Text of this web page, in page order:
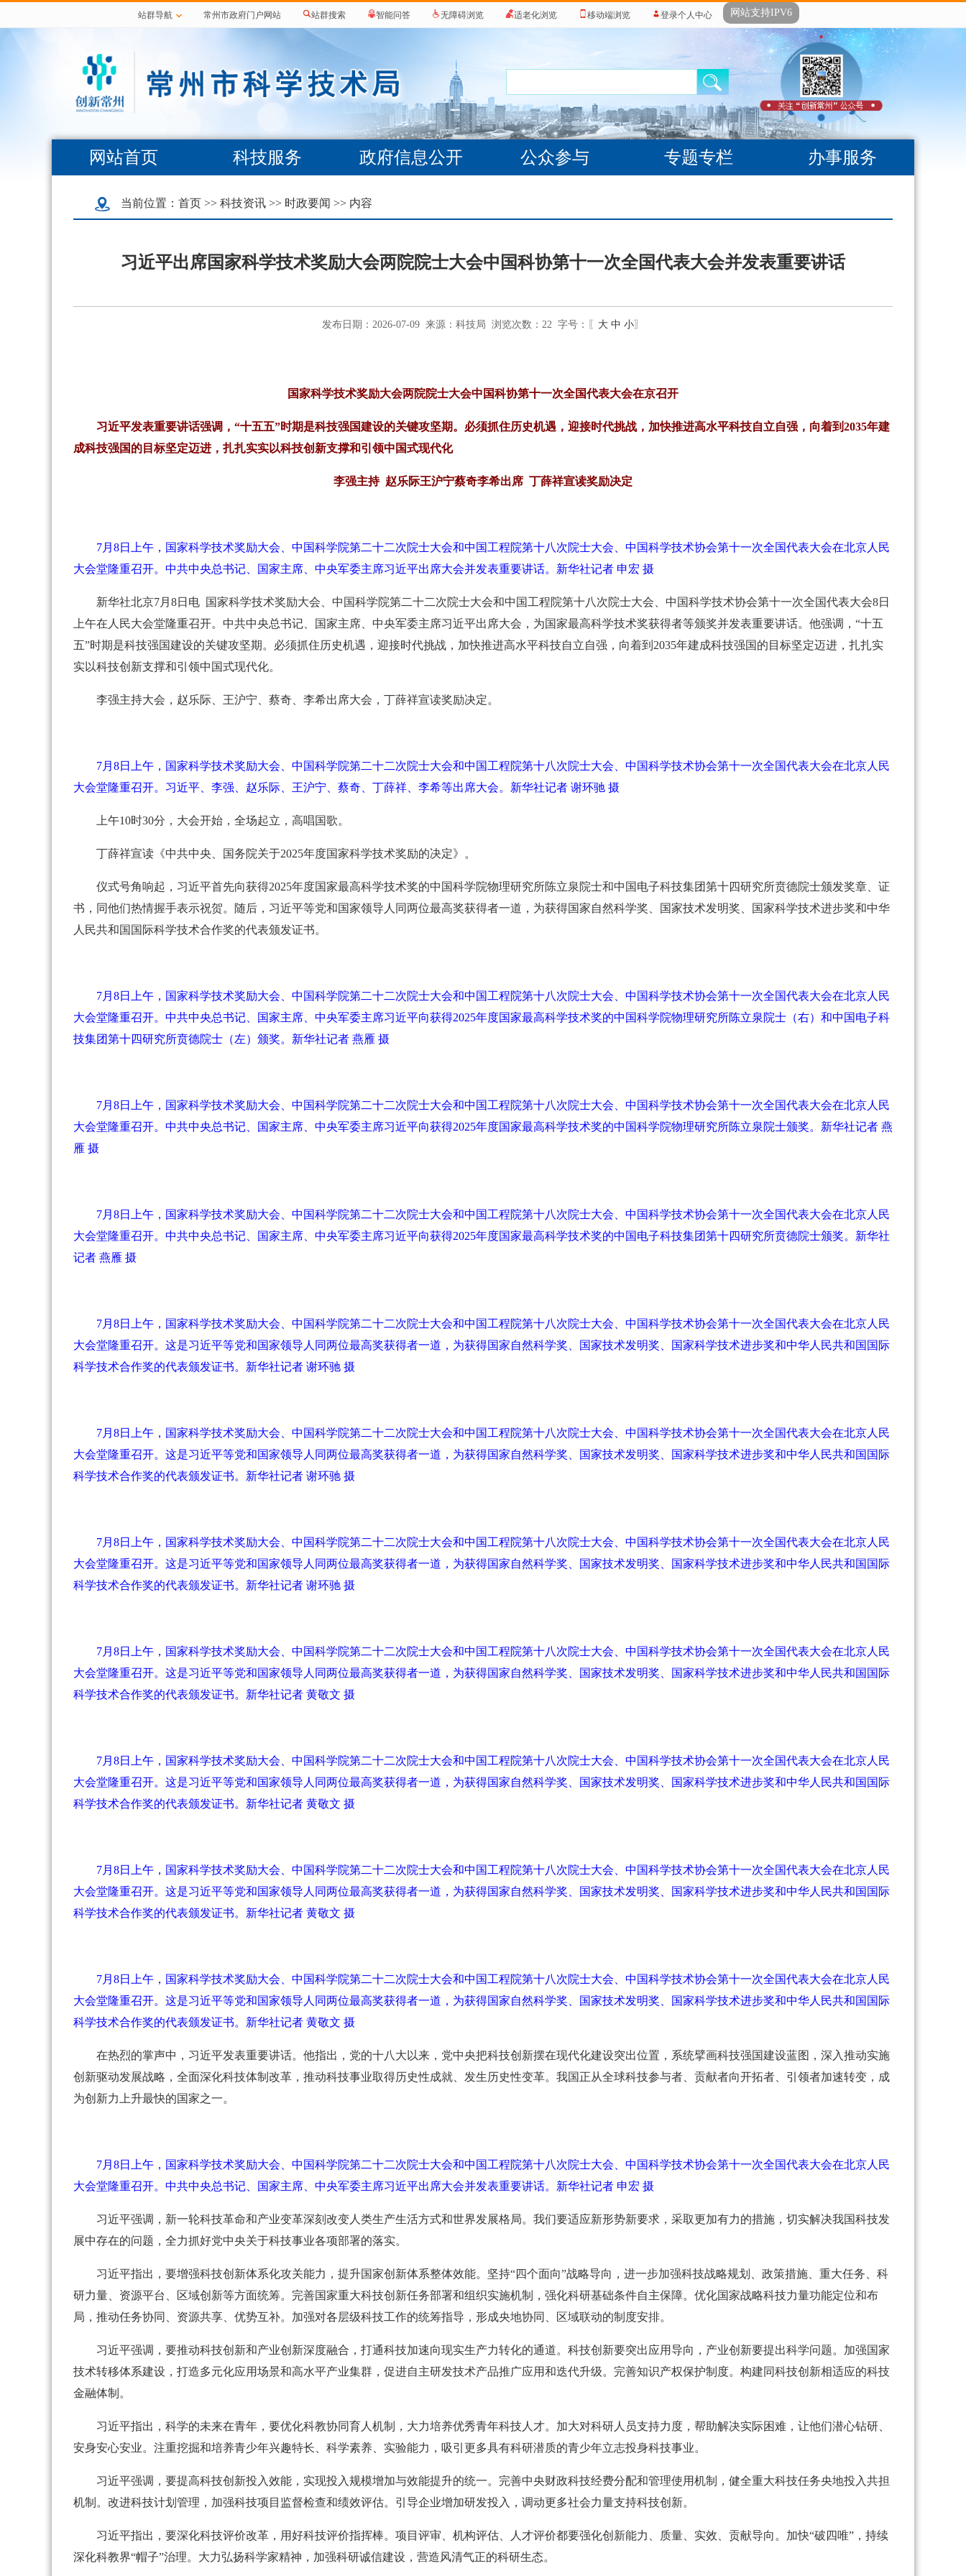
站群导航 常州市政府门户网站 站群搜索 智能问答 无障碍浏览 适老化浏览 移动端浏览 登录个人中心 网站支持IPV6
网站首页 科技服务 政府信息公开 公众参与 专题专栏 办事服务
当前位置： 首页 >> 科技资讯 >> 时政要闻 >> 内容
习近平出席国家科学技术奖励大会两院院士大会中国科协第十一次全国代表大会并发表重要讲话
发布日期：2026-07-09 来源：科技局 浏览次数： 22 字号：〖 大 中 小〗
国家科学技术奖励大会两院院士大会中国科协第十一次全国代表大会在京召开
习近平发表重要讲话强调，“十五五”时期是科技强国建设的关键攻坚期。必须抓住历史机遇，迎接时代挑战，加快推进高水平科技自立自强，向着到2035年建
成科技强国的目标坚定迈进，扎扎实实以科技创新支撑和引领中国式现代化
李强主持 赵乐际王沪宁蔡奇李希出席 丁薛祥宣读奖励决定
7月8日上午，国家科学技术奖励大会、中国科学院第二十二次院士大会和中国工程院第十八次院士大会、中国科学技术协会第十一次全国代表大会在北京人民
大会堂隆重召开。中共中央总书记、国家主席、中央军委主席习近平出席大会并发表重要讲话。新华社记者 申宏 摄
新华社北京7月8日电 国家科学技术奖励大会、中国科学院第二十二次院士大会和中国工程院第十八次院士大会、中国科学技术协会第十一次全国代表大会8日
上午在人民大会堂隆重召开。中共中央总书记、国家主席、中央军委主席习近平出席大会，为国家最高科学技术奖获得者等颁奖并发表重要讲话。他强调，“十五
五”时期是科技强国建设的关键攻坚期。必须抓住历史机遇，迎接时代挑战，加快推进高水平科技自立自强，向着到2035年建成科技强国的目标坚定迈进，扎扎实
实以科技创新支撑和引领中国式现代化。
李强主持大会，赵乐际、王沪宁、蔡奇、李希出席大会，丁薛祥宣读奖励决定。
7月8日上午，国家科学技术奖励大会、中国科学院第二十二次院士大会和中国工程院第十八次院士大会、中国科学技术协会第十一次全国代表大会在北京人民
大会堂隆重召开。习近平、李强、赵乐际、王沪宁、蔡奇、丁薛祥、李希等出席大会。新华社记者 谢环驰 摄
上午10时30分，大会开始，全场起立，高唱国歌。
丁薛祥宣读《中共中央、国务院关于2025年度国家科学技术奖励的决定》。
仪式号角响起，习近平首先向获得2025年度国家最高科学技术奖的中国科学院物理研究所陈立泉院士和中国电子科技集团第十四研究所贲德院士颁发奖章、证
书，同他们热情握手表示祝贺。随后，习近平等党和国家领导人同两位最高奖获得者一道，为获得国家自然科学奖、国家技术发明奖、国家科学技术进步奖和中华
人民共和国国际科学技术合作奖的代表颁发证书。
7月8日上午，国家科学技术奖励大会、中国科学院第二十二次院士大会和中国工程院第十八次院士大会、中国科学技术协会第十一次全国代表大会在北京人民
大会堂隆重召开。中共中央总书记、国家主席、中央军委主席习近平向获得2025年度国家最高科学技术奖的中国科学院物理研究所陈立泉院士（右）和中国电子科
技集团第十四研究所贲德院士（左）颁奖。新华社记者 燕雁 摄
7月8日上午，国家科学技术奖励大会、中国科学院第二十二次院士大会和中国工程院第十八次院士大会、中国科学技术协会第十一次全国代表大会在北京人民
大会堂隆重召开。中共中央总书记、国家主席、中央军委主席习近平向获得2025年度国家最高科学技术奖的中国科学院物理研究所陈立泉院士颁奖。新华社记者 燕
雁 摄
7月8日上午，国家科学技术奖励大会、中国科学院第二十二次院士大会和中国工程院第十八次院士大会、中国科学技术协会第十一次全国代表大会在北京人民
大会堂隆重召开。中共中央总书记、国家主席、中央军委主席习近平向获得2025年度国家最高科学技术奖的中国电子科技集团第十四研究所贲德院士颁奖。新华社
记者 燕雁 摄
7月8日上午，国家科学技术奖励大会、中国科学院第二十二次院士大会和中国工程院第十八次院士大会、中国科学技术协会第十一次全国代表大会在北京人民
大会堂隆重召开。这是习近平等党和国家领导人同两位最高奖获得者一道，为获得国家自然科学奖、国家技术发明奖、国家科学技术进步奖和中华人民共和国国际
科学技术合作奖的代表颁发证书。新华社记者 谢环驰 摄
7月8日上午，国家科学技术奖励大会、中国科学院第二十二次院士大会和中国工程院第十八次院士大会、中国科学技术协会第十一次全国代表大会在北京人民
大会堂隆重召开。这是习近平等党和国家领导人同两位最高奖获得者一道，为获得国家自然科学奖、国家技术发明奖、国家科学技术进步奖和中华人民共和国国际
科学技术合作奖的代表颁发证书。新华社记者 谢环驰 摄
7月8日上午，国家科学技术奖励大会、中国科学院第二十二次院士大会和中国工程院第十八次院士大会、中国科学技术协会第十一次全国代表大会在北京人民
大会堂隆重召开。这是习近平等党和国家领导人同两位最高奖获得者一道，为获得国家自然科学奖、国家技术发明奖、国家科学技术进步奖和中华人民共和国国际
科学技术合作奖的代表颁发证书。新华社记者 谢环驰 摄
7月8日上午，国家科学技术奖励大会、中国科学院第二十二次院士大会和中国工程院第十八次院士大会、中国科学技术协会第十一次全国代表大会在北京人民
大会堂隆重召开。这是习近平等党和国家领导人同两位最高奖获得者一道，为获得国家自然科学奖、国家技术发明奖、国家科学技术进步奖和中华人民共和国国际
科学技术合作奖的代表颁发证书。新华社记者 黄敬文 摄
7月8日上午，国家科学技术奖励大会、中国科学院第二十二次院士大会和中国工程院第十八次院士大会、中国科学技术协会第十一次全国代表大会在北京人民
大会堂隆重召开。这是习近平等党和国家领导人同两位最高奖获得者一道，为获得国家自然科学奖、国家技术发明奖、国家科学技术进步奖和中华人民共和国国际
科学技术合作奖的代表颁发证书。新华社记者 黄敬文 摄
7月8日上午，国家科学技术奖励大会、中国科学院第二十二次院士大会和中国工程院第十八次院士大会、中国科学技术协会第十一次全国代表大会在北京人民
大会堂隆重召开。这是习近平等党和国家领导人同两位最高奖获得者一道，为获得国家自然科学奖、国家技术发明奖、国家科学技术进步奖和中华人民共和国国际
科学技术合作奖的代表颁发证书。新华社记者 黄敬文 摄
7月8日上午，国家科学技术奖励大会、中国科学院第二十二次院士大会和中国工程院第十八次院士大会、中国科学技术协会第十一次全国代表大会在北京人民
大会堂隆重召开。这是习近平等党和国家领导人同两位最高奖获得者一道，为获得国家自然科学奖、国家技术发明奖、国家科学技术进步奖和中华人民共和国国际
科学技术合作奖的代表颁发证书。新华社记者 黄敬文 摄
在热烈的掌声中，习近平发表重要讲话。他指出，党的十八大以来，党中央把科技创新摆在现代化建设突出位置，系统擘画科技强国建设蓝图，深入推动实施
创新驱动发展战略，全面深化科技体制改革，推动科技事业取得历史性成就、发生历史性变革。我国正从全球科技参与者、贡献者向开拓者、引领者加速转变，成
为创新力上升最快的国家之一。
7月8日上午，国家科学技术奖励大会、中国科学院第二十二次院士大会和中国工程院第十八次院士大会、中国科学技术协会第十一次全国代表大会在北京人民
大会堂隆重召开。中共中央总书记、国家主席、中央军委主席习近平出席大会并发表重要讲话。新华社记者 申宏 摄
习近平强调，新一轮科技革命和产业变革深刻改变人类生产生活方式和世界发展格局。我们要适应新形势新要求，采取更加有力的措施，切实解决我国科技发
展中存在的问题，全力抓好党中央关于科技事业各项部署的落实。
习近平指出，要增强科技创新体系化攻关能力，提升国家创新体系整体效能。坚持“四个面向”战略导向，进一步加强科技战略规划、政策措施、重大任务、科
研力量、资源平台、区域创新等方面统筹。完善国家重大科技创新任务部署和组织实施机制，强化科研基础条件自主保障。优化国家战略科技力量功能定位和布
局，推动任务协同、资源共享、优势互补。加强对各层级科技工作的统筹指导，形成央地协同、区域联动的制度安排。
习近平强调，要推动科技创新和产业创新深度融合，打通科技加速向现实生产力转化的通道。科技创新要突出应用导向，产业创新要提出科学问题。加强国家
技术转移体系建设，打造多元化应用场景和高水平产业集群，促进自主研发技术产品推广应用和迭代升级。完善知识产权保护制度。构建同科技创新相适应的科技
金融体制。
习近平指出，科学的未来在青年，要优化科教协同育人机制，大力培养优秀青年科技人才。加大对科研人员支持力度，帮助解决实际困难，让他们潜心钻研、
安身安心安业。注重挖掘和培养青少年兴趣特长、科学素养、实验能力，吸引更多具有科研潜质的青少年立志投身科技事业。
习近平强调，要提高科技创新投入效能，实现投入规模增加与效能提升的统一。完善中央财政科技经费分配和管理使用机制，健全重大科技任务央地投入共担
机制。改进科技计划管理，加强科技项目监督检查和绩效评估。引导企业增加研发投入，调动更多社会力量支持科技创新。
习近平指出，要深化科技评价改革，用好科技评价指挥棒。项目评审、机构评估、人才评价都要强化创新能力、质量、实效、贡献导向。加快“破四唯”，持续
深化科教界“帽子”治理。大力弘扬科学家精神，加强科研诚信建设，营造风清气正的科研生态。